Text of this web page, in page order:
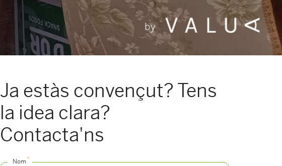
Ja estàs convençut? Tens
la idea clara?
Contacta'ns
Nom*